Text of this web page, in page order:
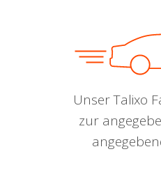
Unser Talixo
zur